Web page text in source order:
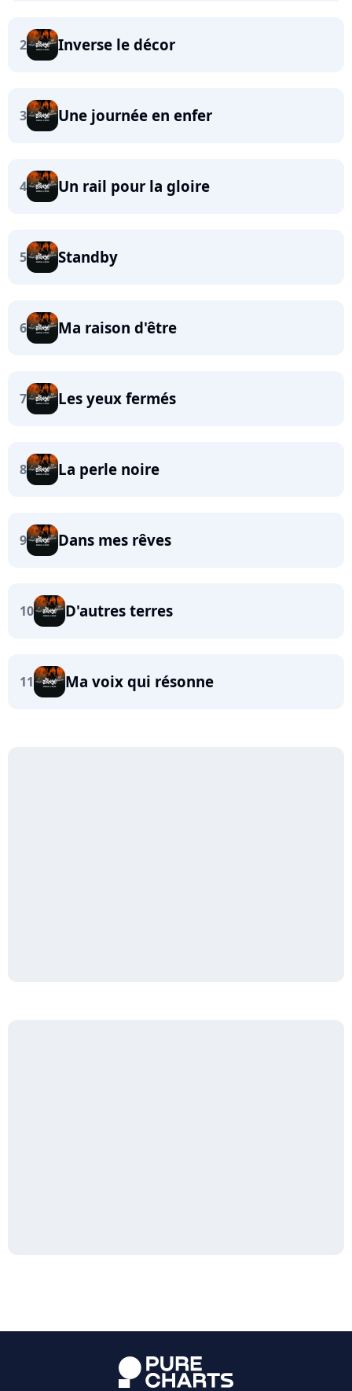
2 Inverse le décor
3 Une journée en enfer
4 Un rail pour la gloire
5 Standby
6 Ma raison d'être
7 Les yeux fermés
8 La perle noire
9 Dans mes rêves
10 D'autres terres
11 Ma voix qui résonne